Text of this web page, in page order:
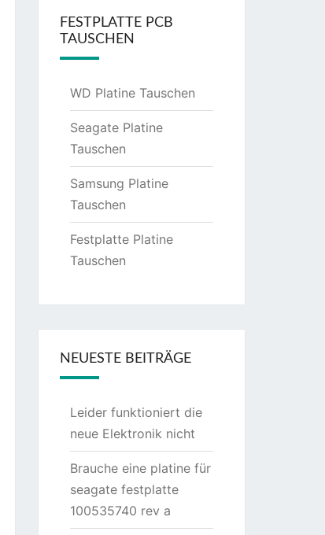
FESTPLATTE PCB
TAUSCHEN
WD Platine Tauschen
Seagate Platine
Tauschen
Samsung Platine
Tauschen
Festplatte Platine
Tauschen
NEUESTE BEITRÄGE
Leider funktioniert die
neue Elektronik nicht
Brauche eine platine für
seagate festplatte
100535740 rev a